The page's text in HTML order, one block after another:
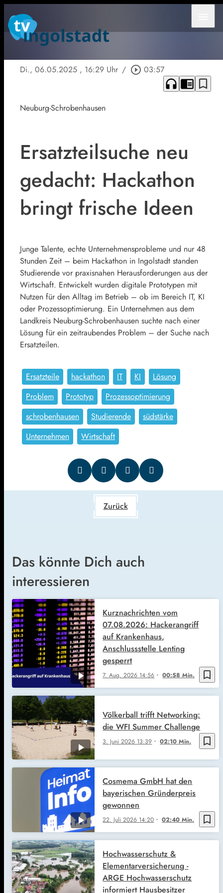
Di., 06.05.2025 , 16:29 Uhr / play_circle_outline 03:57
headphones chrome_reader_mode bookmark_border
Neuburg-Schrobenhausen
Ersatzteilsuche neu
gedacht: Hackathon
bringt frische Ideen
Junge Talente, echte Unternehmensprobleme und nur 48
Stunden Zeit – beim Hackathon in Ingolstadt standen
Studierende vor praxisnahen Herausforderungen aus der
Wirtschaft. Entwickelt wurden digitale Prototypen mit
Nutzen für den Alltag im Betrieb – ob im Bereich IT, KI
oder Prozessoptimierung. Ein Unternehmen aus dem
Landkreis Neuburg-Schrobenhausen suchte nach einer
Lösung für ein zeitraubendes Problem – der Suche nach
Ersatzteilen.
Ersatzteile hackathon IT KI
Lösung
Problem
Prototyp
Prozessoptimierung
schrobenhausen
Studierende
südstärke
Unternehmen
Wirtschaft
Zurück
Das könnte Dich auch
interessieren
bookmark_border
7. Aug. 2026 14:56 00:58 Min.
Kurznachrichten vom
07.08.2026: Hackerangriff
auf Krankenhaus,
Anschlussstelle Lenting
gesperrt
bookmark_border
3. Juni 2026 13:39 02:10 Min.
Völkerball trifft Networking:
die WFI Summer Challenge
bookmark_border
22. Juli 2026 14:20 02:40 Min.
Cosmema GmbH hat den
bayerischen Gründerpreis
gewonnen
Hochwasserschutz &
Elementarversicherung -
ARGE Hochwasserschutz
informiert Hausbesitzer